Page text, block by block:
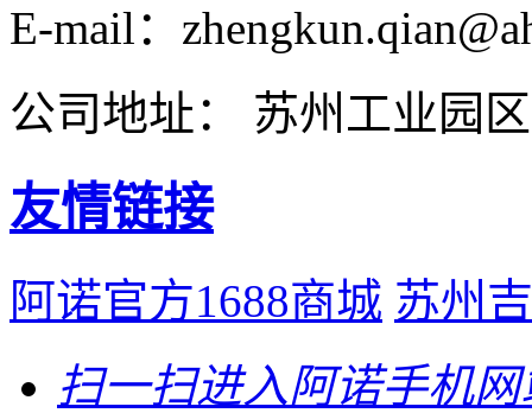
E-mail：
公司地址： 苏州工业园
友情链接
阿诺官方1688商城 苏州
扫一扫进入阿诺手机网